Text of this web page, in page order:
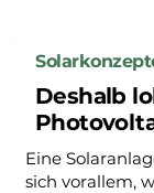
Deshalb
Eine
sich vorallem,